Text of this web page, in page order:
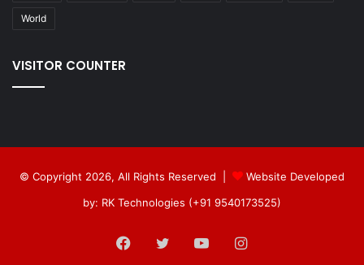
World
VISITOR COUNTER
© Copyright 2026, All Rights Reserved |
Website Developed
by: RK Technologies (+91 9540173525)
Facebook
TwitterYouTubeInstagram